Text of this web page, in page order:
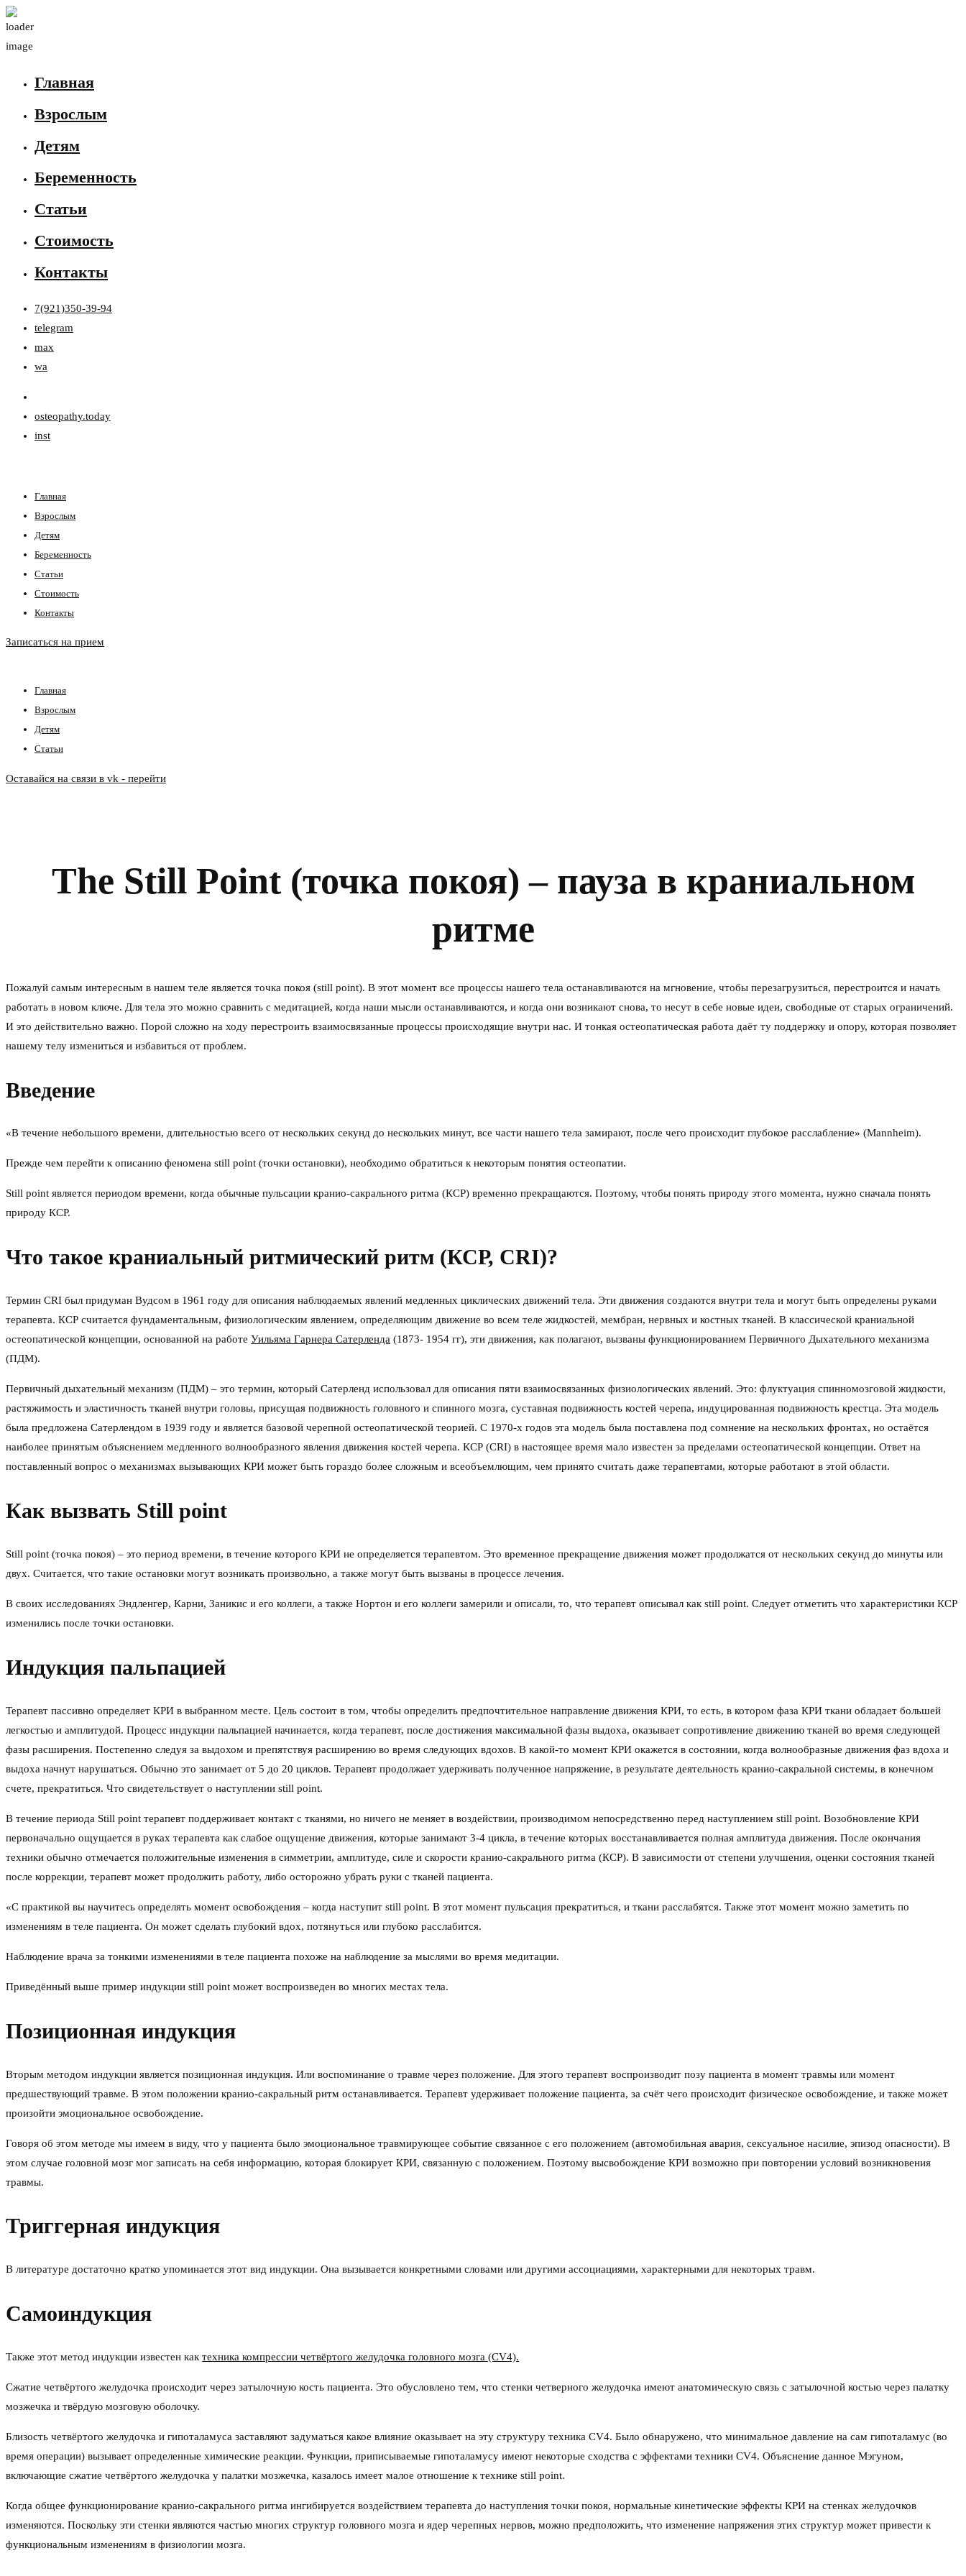
Главная
Взрослым
Детям
Беременность
Статьи
Стоимость
Контакты
7(921)350-39-94
telegram
max
wa
osteopathy.today
inst
Главная
Взрослым
Детям
Беременность
Статьи
Стоимость
Контакты
Записаться на прием
Главная
Взрослым
Детям
Статьи
Оставайся на связи в vk - перейти
The Still Point (точка покоя) – пауза в краниальном
ритме
Пожалуй самым интересным в нашем теле является точка покоя (still point). В этот момент все процессы нашего тела останавливаются на мгновение, чтобы перезагрузиться, перестроится и начать
работать в новом ключе. Для тела это можно сравнить с медитацией, когда наши мысли останавливаются, и когда они возникают снова, то несут в себе новые идеи, свободные от старых ограничений.
И это действительно важно. Порой сложно на ходу перестроить взаимосвязанные процессы происходящие внутри нас. И тонкая остеопатическая работа даёт ту поддержку и опору, которая позволяет
нашему телу измениться и избавиться от проблем.
Введение
«В течение небольшого времени, длительностью всего от нескольких секунд до нескольких минут, все части нашего тела замирают, после чего происходит глубокое расслабление» (Mannheim).
Прежде чем перейти к описанию феномена still point (точки остановки), необходимо обратиться к некоторым понятия остеопатии.
Still point является периодом времени, когда обычные пульсации кранио-сакрального ритма (КСР) временно прекращаются. Поэтому, чтобы понять природу этого момента, нужно сначала понять
природу КСР.
Что такое краниальный ритмический ритм (КСР, CRI)?
Термин CRI был придуман Вудсом в 1961 году для описания наблюдаемых явлений медленных циклических движений тела. Эти движения создаются внутри тела и могут быть определены руками
терапевта. КСР считается фундаментальным, физиологическим явлением, определяющим движение во всем теле жидкостей, мембран, нервных и костных тканей. В классической краниальной
остеопатической концепции, основанной на работе Уильяма Гарнера Сатерленда (1873- 1954 гг), эти движения, как полагают, вызваны функционированием Первичного Дыхательного механизма
(ПДМ).
Первичный дыхательный механизм (ПДМ) – это термин, который Сатерленд использовал для описания пяти взаимосвязанных физиологических явлений. Это: флуктуация спинномозговой жидкости,
растяжимость и эластичность тканей внутри головы, присущая подвижность головного и спинного мозга, суставная подвижность костей черепа, индуцированная подвижность крестца. Эта модель
была предложена Сатерлендом в 1939 году и является базовой черепной остеопатической теорией. С 1970-х годов эта модель была поставлена под сомнение на нескольких фронтах, но остаётся
наиболее принятым объяснением медленного волнообразного явления движения костей черепа. КСР (CRI) в настоящее время мало известен за пределами остеопатической концепции. Ответ на
поставленный вопрос о механизмах вызывающих КРИ может быть гораздо более сложным и всеобъемлющим, чем принято считать даже терапевтами, которые работают в этой области.
Как вызвать Still point
Still point (точка покоя) – это период времени, в течение которого КРИ не определяется терапевтом. Это временное прекращение движения может продолжатся от нескольких секунд до минуты или
двух. Считается, что такие остановки могут возникать произвольно, а также могут быть вызваны в процессе лечения.
В своих исследованиях Эндленгер, Карни, Заникис и его коллеги, а также Нортон и его коллеги замерили и описали, то, что терапевт описывал как still point. Следует отметить что характеристики КСР
изменились после точки остановки.
Индукция пальпацией
Терапевт пассивно определяет КРИ в выбранном месте. Цель состоит в том, чтобы определить предпочтительное направление движения КРИ, то есть, в котором фаза КРИ ткани обладает большей
легкостью и амплитудой. Процесс индукции пальпацией начинается, когда терапевт, после достижения максимальной фазы выдоха, оказывает сопротивление движению тканей во время следующей
фазы расширения. Постепенно следуя за выдохом и препятствуя расширению во время следующих вдохов. В какой-то момент КРИ окажется в состоянии, когда волнообразные движения фаз вдоха и
выдоха начнут нарушаться. Обычно это занимает от 5 до 20 циклов. Терапевт продолжает удерживать полученное напряжение, в результате деятельность кранио-сакральной системы, в конечном
счете, прекратиться. Что свидетельствует о наступлении still point.
В течение периода Still point терапевт поддерживает контакт с тканями, но ничего не меняет в воздействии, производимом непосредственно перед наступлением still point. Возобновление КРИ
первоначально ощущается в руках терапевта как слабое ощущение движения, которые занимают 3-4 цикла, в течение которых восстанавливается полная амплитуда движения. После окончания
техники обычно отмечается положительные изменения в симметрии, амплитуде, силе и скорости кранио-сакрального ритма (КСР). В зависимости от степени улучшения, оценки состояния тканей
после коррекции, терапевт может продолжить работу, либо осторожно убрать руки с тканей пациента.
«С практикой вы научитесь определять момент освобождения – когда наступит still point. В этот момент пульсация прекратиться, и ткани расслабятся. Также этот момент можно заметить по
изменениям в теле пациента. Он может сделать глубокий вдох, потянуться или глубоко расслабится.
Наблюдение врача за тонкими изменениями в теле пациента похоже на наблюдение за мыслями во время медитации.
Приведённый выше пример индукции still point может воспроизведен во многих местах тела.
Позиционная индукция
Вторым методом индукции является позиционная индукция. Или воспоминание о травме через положение. Для этого терапевт воспроизводит позу пациента в момент травмы или момент
предшествующий травме. В этом положении кранио-сакральный ритм останавливается. Терапевт удерживает положение пациента, за счёт чего происходит физическое освобождение, и также может
произойти эмоциональное освобождение.
Говоря об этом методе мы имеем в виду, что у пациента было эмоциональное травмирующее событие связанное с его положением (автомобильная авария, сексуальное насилие, эпизод опасности). В
этом случае головной мозг мог записать на себя информацию, которая блокирует КРИ, связанную с положением. Поэтому высвобождение КРИ возможно при повторении условий возникновения
травмы.
Триггерная индукция
В литературе достаточно кратко упоминается этот вид индукции. Она вызывается конкретными словами или другими ассоциациями, характерными для некоторых травм.
Самоиндукция
Также этот метод индукции известен как техника компрессии четвёртого желудочка головного мозга (CV4).
Сжатие четвёртого желудочка происходит через затылочную кость пациента. Это обусловлено тем, что стенки четверного желудочка имеют анатомическую связь с затылочной костью через палатку
мозжечка и твёрдую мозговую оболочку.
Близость четвёртого желудочка и гипоталамуса заставляют задуматься какое влияние оказывает на эту структуру техника CV4. Было обнаружено, что минимальное давление на сам гипоталамус (во
время операции) вызывает определенные химические реакции. Функции, приписываемые гипоталамусу имеют некоторые сходства с эффектами техники CV4. Объяснение данное Мэгуном,
включающие сжатие четвёртого желудочка у палатки мозжечка, казалось имеет малое отношение к технике still point.
Когда общее функционирование кранио-сакрального ритма ингибируется воздействием терапевта до наступления точки покоя, нормальные кинетические эффекты КРИ на стенках желудочков
изменяются. Поскольку эти стенки являются частью многих структур головного мозга и ядер черепных нервов, можно предположить, что изменение напряжения этих структур может привести к
функциональным изменениям в физиологии мозга.